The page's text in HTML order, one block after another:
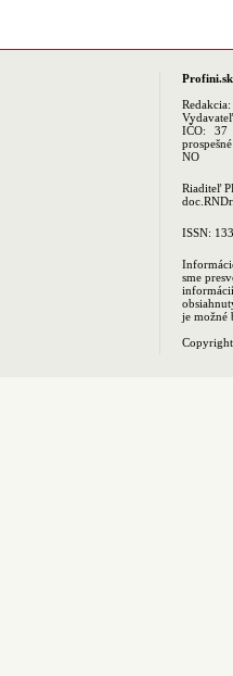
Profini.sk
Redakcia:
IČO: 37
NO
Riaditeľ
ISSN:
sme
je možné